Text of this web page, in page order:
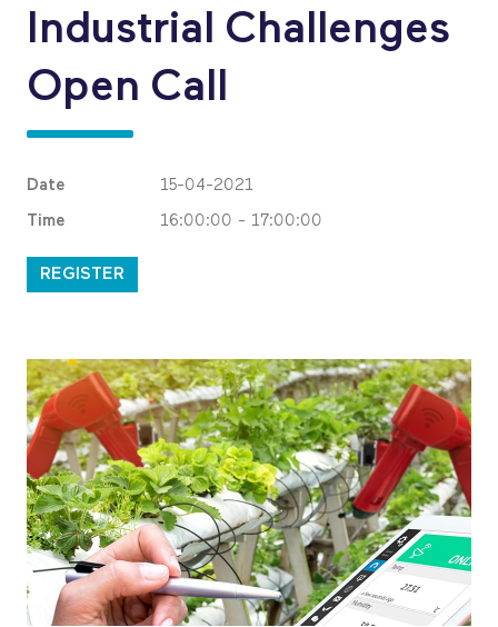
Industrial Challenges
Open Call
Date 15-04-2021
Time 16:00:00 - 17:00:00
REGISTER